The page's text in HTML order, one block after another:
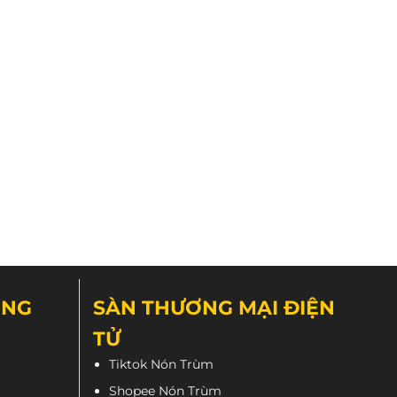
trọng cho nón.SÀN THƯƠNG MẠI ĐIỆN
TỬ
Tiktok Nón Trùm
Shopee Nón Trùm